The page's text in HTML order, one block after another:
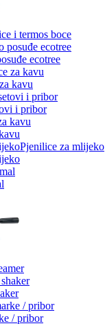
i termos boce
ecotree
kavu
i pribor
Pjenilice za mlijeko
/ pribor